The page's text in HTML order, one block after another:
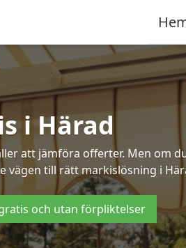
i Härad
att jämföra offerter. Men om
vägen till rätt markislösning i
och utan förpliktelser